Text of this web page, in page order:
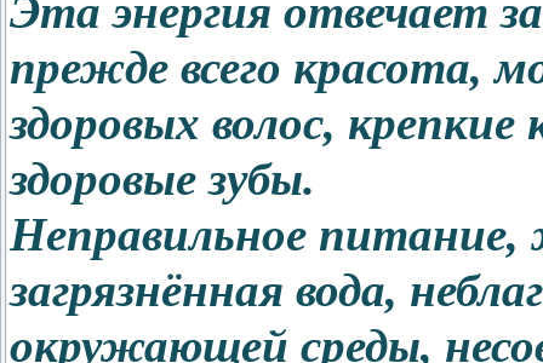
Эта энергия отвечает
прежде всего красота,
здоровых волос,
здоровые зубы.
Неправильное
загрязнённая вода,
окружающей среды,